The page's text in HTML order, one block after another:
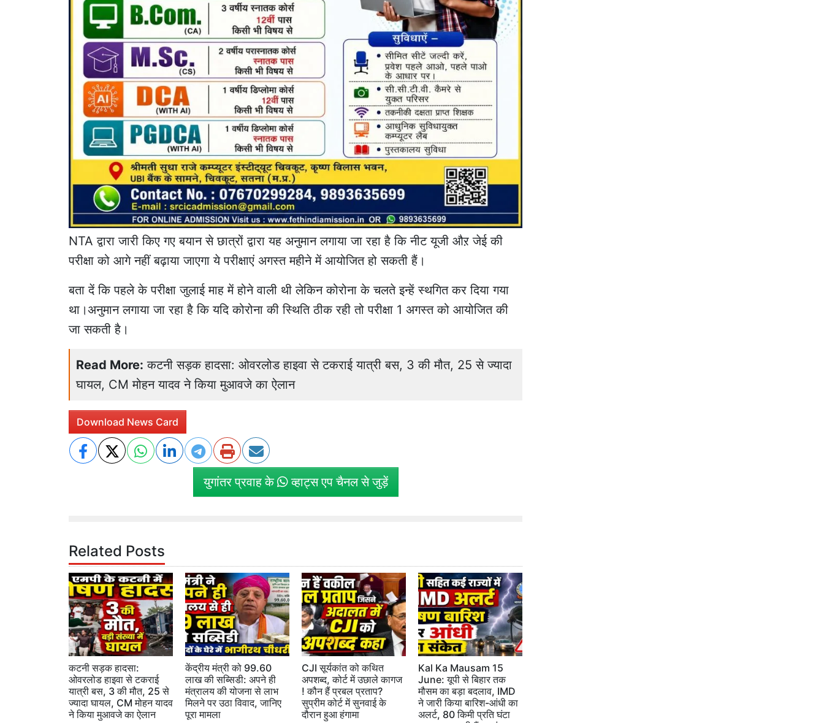
NTA द्वारा जारी किए गए बयान से छात्रों द्वारा यह अनुमान लगाया जा रहा है कि नीट यूजी औऱ जेई की
परीक्षा को आगे नहीं बढ़ाया जाएगा ये परीक्षाएं अगस्त महीने में आयोजित हो सकती हैं।
बता दें कि पहले के परीक्षा जुलाई माह में होने वाली थी लेकिन कोरोना के चलते इन्हें स्थगित कर दिया गया
था।अनुमान लगाया जा रहा है कि यदि कोरोना की स्थिति ठीक रही तो परीक्षा 1 अगस्त को आयोजित की
जा सकती है।
Read More: कटनी सड़क हादसा: ओवरलोड हाइवा से टकराई यात्री बस, 3 की मौत, 25 से ज्यादा
घायल, CM मोहन यादव ने किया मुआवजे का ऐलान
Download News Card
युगांतर प्रवाह के व्हाट्स एप चैनल से जुड़ें
Related Posts
कटनी सड़क हादसा:
ओवरलोड हाइवा से टकराई
यात्री बस, 3 की मौत, 25 से
ज्यादा घायल, CM मोहन यादव
ने किया मुआवजे का ऐलान
केंद्रीय मंत्री को 99.60
लाख की सब्सिडी: अपने ही
मंत्रालय की योजना से लाभ
मिलने पर उठा विवाद, जानिए
पूरा मामला
CJI सूर्यकांत को कथित
अपशब्द, कोर्ट में उछाले कागज
! कौन हैं प्रबल प्रताप?
सुप्रीम कोर्ट में सुनवाई के
दौरान हुआ हंगामा
Kal Ka Mausam 15
June: यूपी से बिहार तक
मौसम का बड़ा बदलाव, IMD
ने जारी किया बारिश-आंधी का
अलर्ट, 80 किमी प्रति घंटा